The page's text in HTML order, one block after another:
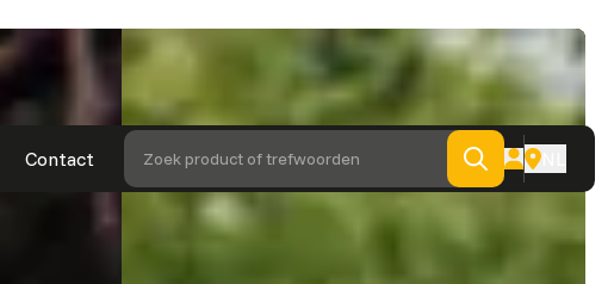
Contact Zoek product of trefwoorden NL